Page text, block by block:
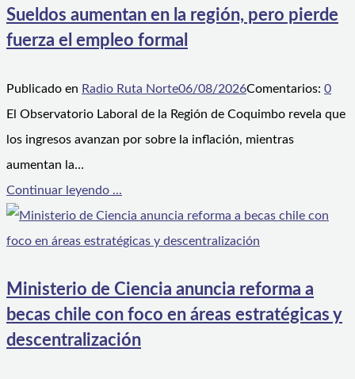
Sueldos aumentan en la región, pero pierde
fuerza el empleo formal
Publicado en Radio Ruta Norte06/08/2026Comentarios: 0
El Observatorio Laboral de la Región de Coquimbo revela que
los ingresos avanzan por sobre la inflación, mientras
aumentan la…
Continuar leyendo ...
Ministerio de Ciencia anuncia reforma a
becas chile con foco en áreas estratégicas y
descentralización